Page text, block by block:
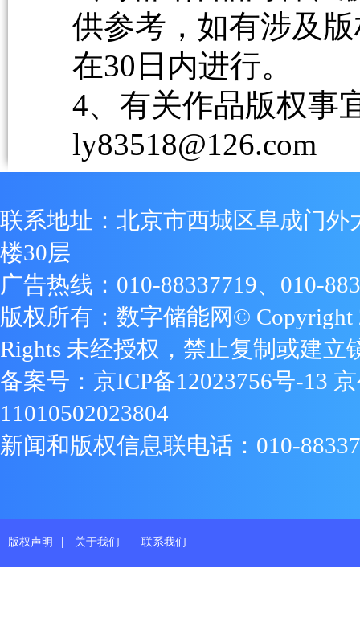
供参考，如有涉及
在30日内进行。
4、有关作品版权事
ly83518@126.com
联系地址：北京市西城区阜成门外
楼30层
广告热线：010-88337719、010-
版权所有：数字储能网© Copyright
Rights 未经授权，禁止复制或建立
备案号： 京ICP备12023756号-13
11010502023804
新闻和版权信息联电话：010-
版权声明 | 关于我们 | 联系我们